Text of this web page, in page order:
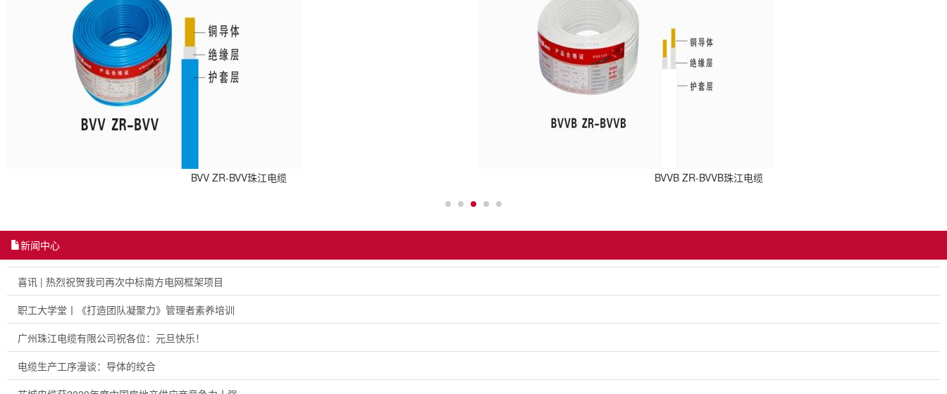
BVV ZR-BVV珠江电缆 BVVB ZR-BVVB珠江电缆
新闻中心
喜讯 | 热烈祝贺我司再次中标南方电网框架项目
职工大学堂丨《打造团队凝聚力》管理者素养培训
广州珠江电缆有限公司祝各位：元旦快乐！
电缆生产工序漫谈：导体的绞合